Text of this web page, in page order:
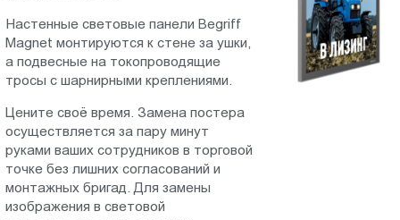
Настенные световые панели Begriff
Magnet монтируются к стене за ушки,
а подвесные на токопроводящие
тросы с шарнирными креплениями.
Цените своё время. Замена постера
осуществляется за пару минут
руками ваших сотрудников в торговой
точке без лишних согласований и
монтажных бригад. Для замены
изображения в световой
выходной